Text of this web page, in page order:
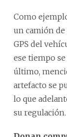
Como
un camión de
GPS del
ese tiempo
último,
artefacto se
lo que
su regulación.